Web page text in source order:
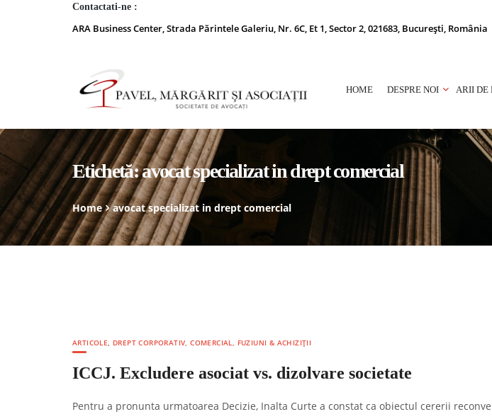
Contactati-ne :
ARA Business Center, Strada Părintele Galeriu, Nr. 6C, Et 1, Sector 2, 021683, București, România
HOME DESPRE NOI ARII DE
Etichetă:avocat specializat in drept comercial
Home avocat specializat in drept comercial
ARTICOLE, DREPT CORPORATIV, COMERCIAL, FUZIUNI & ACHIZIȚII
ICCJ. Excludere asociat vs. dizolvare societate
Pentru a pronunta urmatoarea Decizie, Inalta Curte a constat ca obiectul cererii